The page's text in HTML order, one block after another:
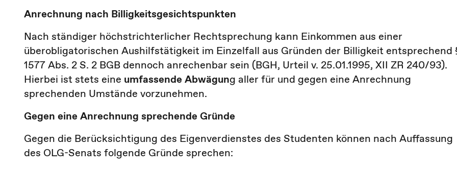
Anrechnung nach Billigkeitsgesichtspunkten
Nach ständiger höchstrichterlicher Rechtsprechung kann Einkommen aus einer
überobligatorischen Aushilfstätigkeit im Einzelfall aus Gründen der Billigkeit entsprechend
1577 Abs. 2 S. 2 BGB dennoch anrechenbar sein (BGH, Urteil v. 25.01.1995, XII ZR 240/93).
Hierbei ist stets eine umfassende Abwägung aller für und gegen eine Anrechnung
sprechenden Umstände vorzunehmen.
Gegen eine Anrechnung sprechende Gründe
Gegen die Berücksichtigung des Eigenverdienstes des Studenten können nach Auffassung
des OLG-Senats folgende Gründe sprechen: